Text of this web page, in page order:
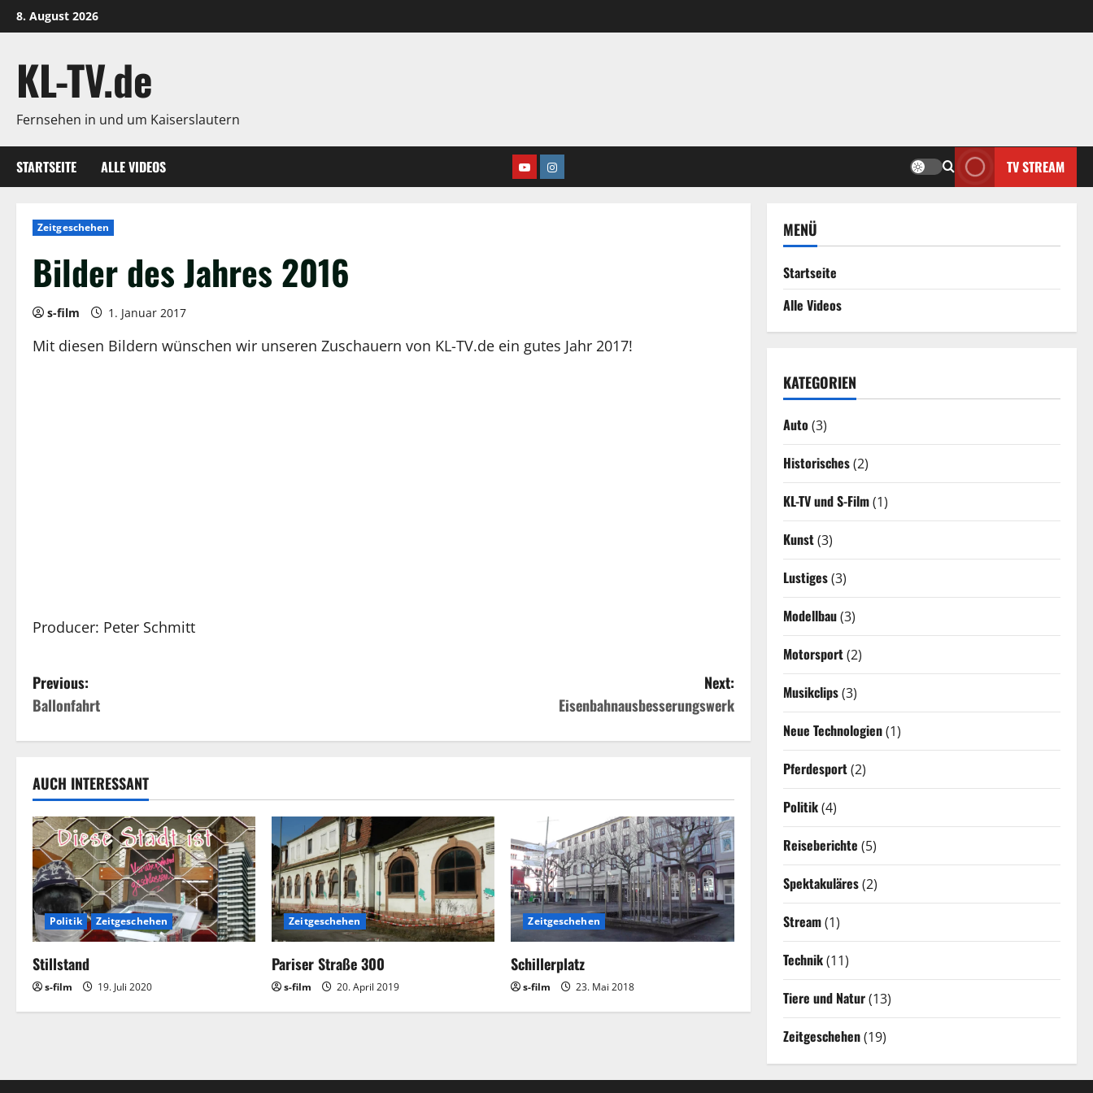
Zum
Inhalt
8. August 2026
KL-TV.de
Fernsehen in und um Kaiserslautern
STARTSEITE ALLE VIDEOS YoutubeInstagram TV STREAM
Zeitgeschehen
Bilder des Jahres 2016
s-film 1. Januar 2017
Mit diesen Bildern wünschen wir unseren Zuschauern von KL-TV.de ein gutes Jahr 2017!
Producer: Peter Schmitt
P
o
s
t
n
a
v
i
g
a
Previous:
Ballonfahrt
Next:
Eisenbahnausbesserungswerk
AUCH INTERESSANT
Politik Zeitgeschehen
Stillstand
s-film 19. Juli 2020
Zeitgeschehen
Pariser Straße 300
s-film 20. April 2019
Zeitgeschehen
Schillerplatz
s-film 23. Mai 2018
MENÜ
Startseite
Alle Videos
KATEGORIEN
Auto(3)
Historisches(2)
KL-TV und S-Film(1)
Kunst(3)
Lustiges(3)
Modellbau(3)
Motorsport(2)
Musikclips(3)
Neue Technologien(1)
Pferdesport(2)
Politik(4)
Reiseberichte (5)
Spektakuläres(2)
Stream(1)
Technik(11)
Tiere und Natur(13)
Zeitgeschehen(19)